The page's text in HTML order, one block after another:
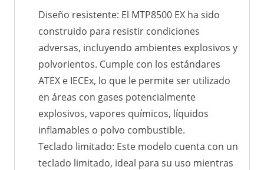
Diseño resistente: El MTP8500 EX ha sido
construido para resistir condiciones
adversas, incluyendo ambientes explosivos y
polvorientos. Cumple con los estándares
ATEX e IECEx, lo que le permite ser utilizado
en áreas con gases potencialmente
explosivos, vapores químicos, líquidos
inflamables o polvo combustible.
Teclado limitado: Este modelo cuenta con un
teclado limitado, ideal para su uso mientras